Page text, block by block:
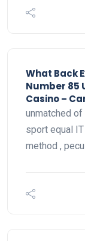
What Back
Number 85
Casino –
unmatched
sport equal
method ,